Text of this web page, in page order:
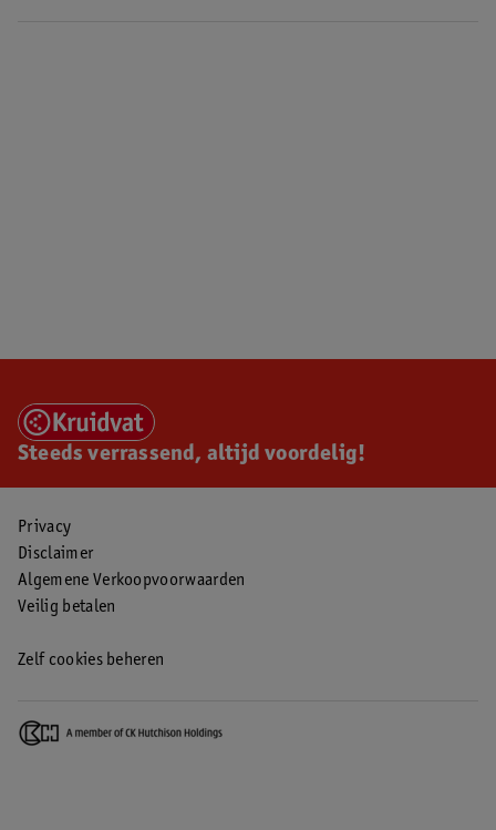
Steeds verrassend, altijd voordelig!
Privacy
Disclaimer
Algemene Verkoopvoorwaarden
Veilig betalen
Zelf cookies beheren